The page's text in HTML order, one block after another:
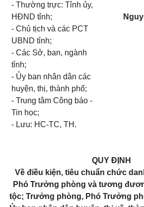
- Thường trực: Tỉnh ủy,
HĐND tỉnh;
- Chủ tịch và các PCT
UBND tỉnh;
- Các Sở, ban, ngành
tỉnh;
- Ủy ban nhân dân các
huyện, thị, thành phố;
- Trung tâm Công báo -
Tin học;
- Lưu: HC-TC, TH.
QUY ĐỊNH
Về điều kiện, tiêu chuẩn chức
Phó Trưởng phòng và tương
tộc; Trưởng phòng, Phó Trưởng